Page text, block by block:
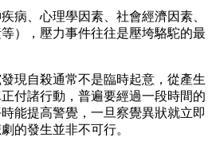
病、心理學因素、社會經濟因素、
），壓力事件往往是壓垮駱駝的最
現自殺通常不是臨時起意，從產生
付諸行動，普遍要經過一段時間的
能提高警覺，一旦察覺異狀就立即
的發生並非不可行。